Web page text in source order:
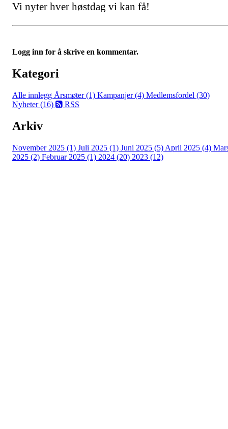
Vi nyter hver høstdag vi kan få!
Logg inn for å skrive en kommentar.
Kategori
Alle innlegg Årsmøter (1) Kampanjer (4) Medlemsfordel (30)
Nyheter (16)
RSS
Arkiv
November 2025 (1) Juli 2025 (1) Juni 2025 (5) April 2025 (4)
2025 (2) Februar 2025 (1) 2024 (20) 2023 (12)